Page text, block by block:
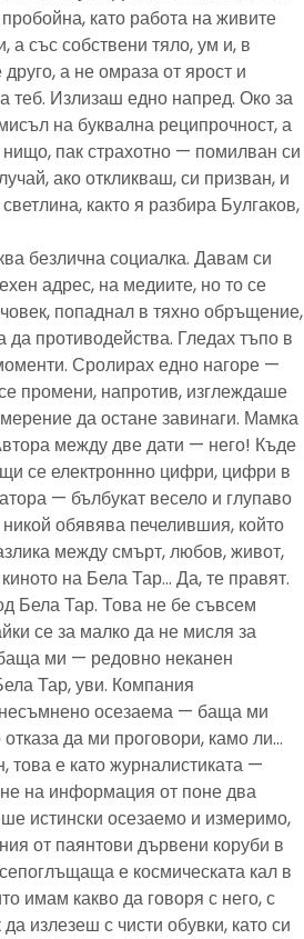
като работа на живите
а със собствени тяло, ум и, в
а не омраза от ярост и
теб. Излизаш едно напред. Око за
на буквална реципрочност, а
нищо, пак страхотно — помилван си
ако откликваш, си призван, и
както я разбира Булгаков,
безлична социалка. Давам си
адрес, на медиите, но то се
попаднал в тяхно обръщение,
противодейства. Гледах тъпо в
Сролирах едно нагоре —
промени, напротив, изглеждаше
да остане завинаги. Мамка
между две дати — него! Къде
се електроннно цифри, цифри в
— бълбукат весело и глупаво
обявява печелившия, който
между смърт, любов, живот,
на Бела Тар… Да, те правят.
Бела Тар. Това не бе съвсем
се за малко да не мисля за
ми — редовно неканен
Тар, уви. Компания
несъмнено осезаема — баща ми
да ми проговори, камо ли…
това е като журналистиката —
на информация от поне два
истински осезаемо и измеримо,
от паянтови дървени коруби в
е космическата кал в
имам какво да говоря с него, с
излезеш с чисти обувки, като си